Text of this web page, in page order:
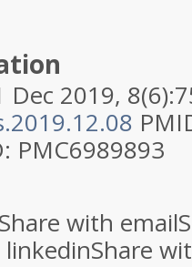
Dec 2019,
PMC6989893
with